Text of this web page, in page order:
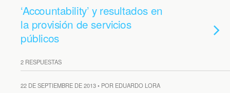
‘Accountability’ y resultados en
la provisión de servicios
públicos
2 RESPUESTAS
22 DE SEPTIEMBRE DE 2013 • POR EDUARDO LORA